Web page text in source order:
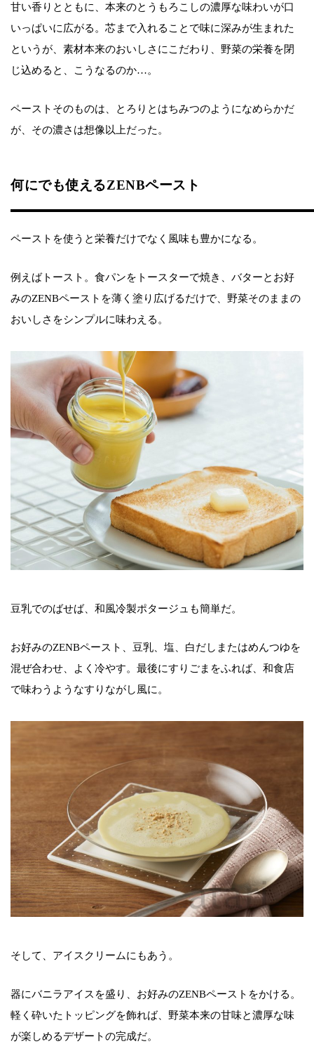
甘い香りとともに、本来のとうもろこしの濃厚な味わいが口
いっぱいに広がる。芯まで入れることで味に深みが生まれた
というが、素材本来のおいしさにこだわり、野菜の栄養を閉
じ込めると、こうなるのか…。
ペーストそのものは、とろりとはちみつのようになめらかだ
が、その濃さは想像以上だった。
何にでも使えるZENBペースト
ペーストを使うと栄養だけでなく風味も豊かになる。
例えばトースト。食パンをトースターで焼き、バターとお好
みのZENBペーストを薄く塗り広げるだけで、野菜そのままの
おいしさをシンプルに味わえる。
豆乳でのばせば、和風冷製ポタージュも簡単だ。
お好みのZENBペースト、豆乳、塩、白だしまたはめんつゆを
混ぜ合わせ、よく冷やす。最後にすりごまをふれば、和食店
で味わうようなすりながし風に。
そして、アイスクリームにもあう。
器にバニラアイスを盛り、お好みのZENBペーストをかける。
軽く砕いたトッピングを飾れば、野菜本来の甘味と濃厚な味
が楽しめるデザートの完成だ。